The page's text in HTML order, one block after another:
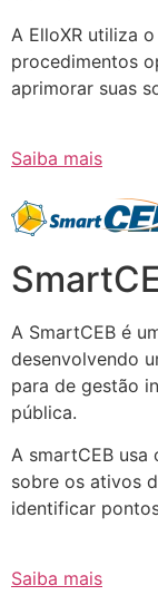
A ElloXR utiliza
procedimentos
aprimorar suas
Saiba mais
A SmartCEB é
desenvolvendo
para de gestão
pública.
A smartCEB
sobre os ativos
identificar
Saiba mais